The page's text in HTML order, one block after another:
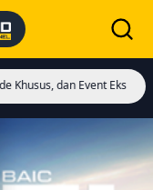
Event Eksklusif!